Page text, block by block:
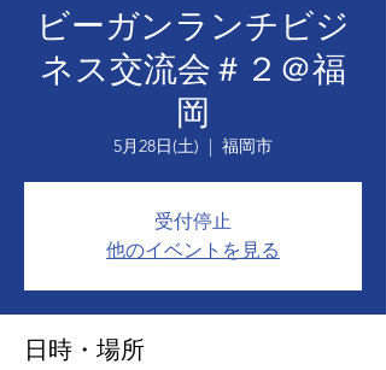
ビーガンランチビジ
ネス交流会＃２＠福
岡
5月28日(土)
  |
福岡市
受付停止
他のイベントを見る
日時・場所